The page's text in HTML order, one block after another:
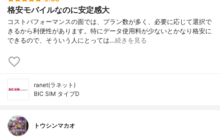
格安モバイルなのに安定感大
コストパフォーマンスの面では、プラン数が多く、必要に応じて選択で
きるから利便性があります。特にデータ使用料が少ないとかなり格安に
できるので、そういう人にとっては…続きを見る
ranet(ラネット)
BIC SIM タイプD
トウシンマカオ